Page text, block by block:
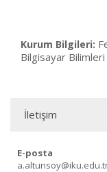
Kurum Bilgileri:
Bilgisayar Bilimleri
İletişim
E-posta